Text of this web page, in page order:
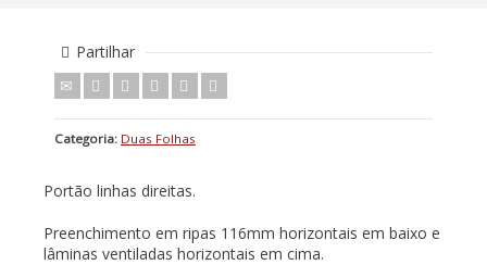
Partilhar
Categoria: Duas Folhas
Portão linhas direitas.
Preenchimento em ripas 116mm horizontais em baixo e
lâminas ventiladas horizontais em cima.